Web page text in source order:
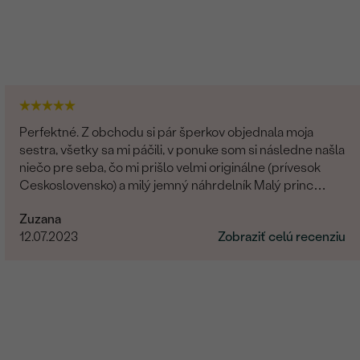
Perfektné. Z obchodu si pár šperkov objednala moja
sestra, všetky sa mi páčili, v ponuke som si následne našla
niečo pre seba, čo mi prišlo velmi originálne (prívesok
Ceskoslovensko) a milý jemný náhrdelník Malý princ
Obchod a tovar odporúčam, kto hladá šperk, urcite si
nájde to svoje.
Zuzana
12.07.2023
Zobraziť celú recenziu